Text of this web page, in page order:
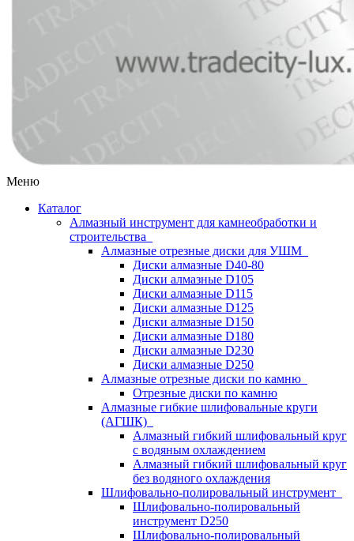
Меню
Каталог
Алмазный инструмент для камнеобработки и
строительства
Алмазные отрезные диски для УШМ
Диски алмазные D40-80
Диски алмазные D105
Диски алмазные D115
Диски алмазные D125
Диски алмазные D150
Диски алмазные D180
Диски алмазные D230
Диски алмазные D250
Алмазные отрезные диски по камню
Отрезные диски по камню
Алмазные гибкие шлифовальные круги
(АГШК)
Алмазный гибкий шлифовальный круг
с водяным охлаждением
Алмазный гибкий шлифовальный круг
без водяного охлаждения
Шлифовально-полировальный инструмент
Шлифовально-полировальный
инструмент D250
Шлифовально-полировальный